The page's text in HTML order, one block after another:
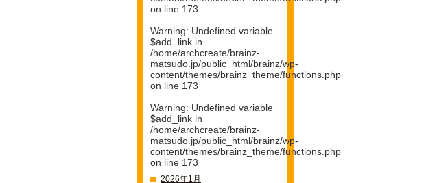
on line 173
Warning: Undefined variable
$add_link in
/home/archcreate/brainz-
matsudo.jp/public_html/brainz/wp-
content/themes/brainz_theme/functions.php
on line 173
Warning: Undefined variable
$add_link in
/home/archcreate/brainz-
matsudo.jp/public_html/brainz/wp-
content/themes/brainz_theme/functions.php
on line 173
2026年1月